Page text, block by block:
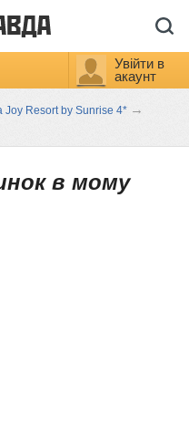
Увійти в
акаунт
Joy Resort by Sunrise 4* →
в мому